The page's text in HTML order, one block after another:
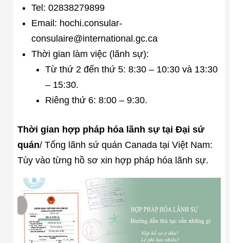
Tel: 02838279899
Email: hochi.consular-
consulaire@international.gc.ca
Thời gian làm việc (lãnh sự):
Từ thứ 2 đến thứ 5: 8:30 – 10:30 và 13:30
– 15:30.
Riêng thứ 6: 8:00 – 9:30.
Thời gian hợp pháp hóa lãnh sự tại Đại sứ
quán/ Tổng lãnh sứ quán Canada tại Việt Nam:
Tùy vào từng hồ sơ xin hợp pháp hóa lãnh sự.